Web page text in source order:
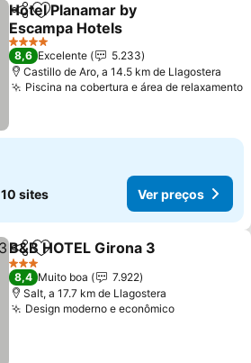
PartilharAdicionar aos favoritos
Hotel Planamar by
Escampa Hotels
Ver preços
4 Estrelas
8,6 Excelente
5.233
Castillo de Aro, a 14.5 km de Llagostera
Piscina na cobertura e área de relaxamento
10 sites Ver preços
PartilharAdicionar aos favoritos
B&B HOTEL Girona 3
3 Estrelas
8,4 Muito boa
7.922
Salt, a 17.7 km de Llagostera
Design moderno e econômicoVer preços